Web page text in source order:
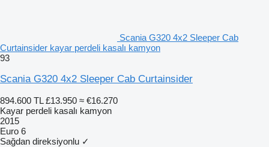
Scania G320 4x2 Sleeper Cab
Curtainsider kayar perdeli kasalı kamyon
93
Scania G320 4x2 Sleeper Cab Curtainsider
894.600 TL £13.950 ≈ €16.270
Kayar perdeli kasalı kamyon
2015
Euro 6
Sağdan direksiyonlu ✓